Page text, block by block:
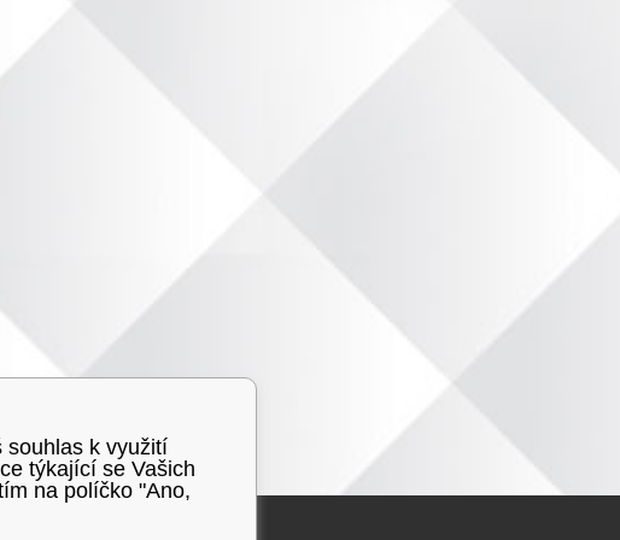
souhlas k využití
týkající se Vašich
na políčko "Ano,